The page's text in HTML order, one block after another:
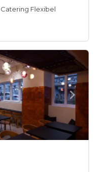
Catering Flexibel